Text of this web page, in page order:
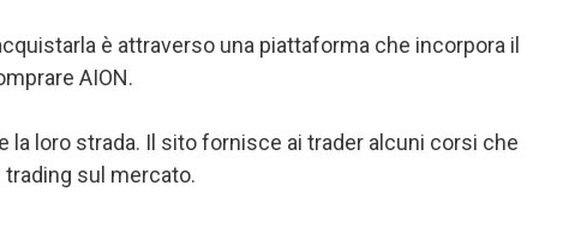
è attraverso una piattaforma che incorpora il
AION.
loro strada. Il sito fornisce ai trader alcuni corsi che
sul mercato.